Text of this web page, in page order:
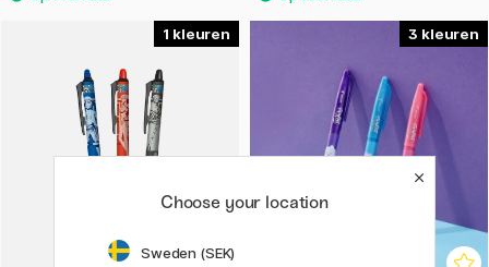
1 3
Choose your location
Sweden (SEK)